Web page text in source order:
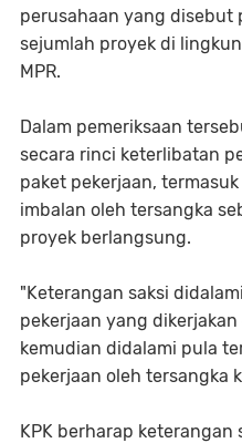
perusahaan yang disebut
sejumlah proyek di
MPR.
Dalam pemeriksaan
secara rinci keterlibatan
paket pekerjaan,
imbalan oleh tersangka
proyek berlangsung.
"Keterangan saksi
pekerjaan yang
kemudian didalami pula
pekerjaan oleh tersangka
KPK berharap keterangan